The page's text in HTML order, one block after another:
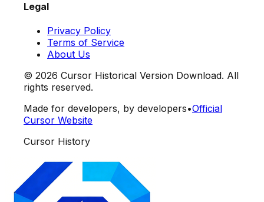
Legal
Privacy Policy
Terms of Service
About Us
© 2026 Cursor Historical Version Download. All
rights reserved.
Made for developers, by developers•Official
Cursor Website
Cursor History